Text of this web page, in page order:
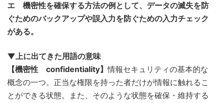
エ 機密性を確保する方法の例として、データの滅失を防
ぐためのバックアップや誤入力を防ぐための入力チェック
がある。
▼上に出てきた用語の意味
【機密性 confidentiality】情報セキュリティの基本的な
概念の一つ。正当な権限を持った者だけが情報に触れるこ
とができる状態。また、そのような状態を確保・維持する